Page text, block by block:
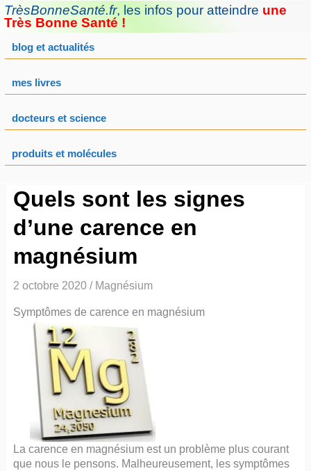
Aller
au
TrèsBonneSanté.fr, les infos pour atteindre une
Très Bonne Santé !
blog et actualités
mes livres
docteurs et science
produits et molécules
Quels sont les signes
d’une carence en
magnésium
2 octobre 2020 / Magnésium
Symptômes de carence en magnésium
La carence en magnésium est un problème plus courant
que nous le pensons. Malheureusement, les symptômes